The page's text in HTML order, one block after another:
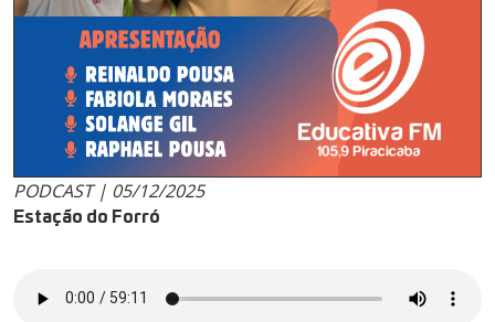
PODCAST | 05/12/2025
Estação do Forró